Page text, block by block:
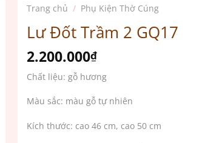
Trang chủ / Phụ Kiện Thờ Cúng
Lư Đốt Trầm 2 GQ17
2.200.000₫
Chất liệu: gỗ hương
Màu sắc: màu gỗ tự nhiên
Kích thước: cao 46 cm, cao 50 cm